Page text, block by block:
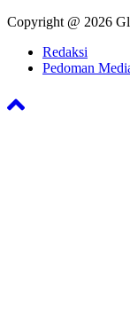
Copyright @ 2026
Redaksi
Pedoman